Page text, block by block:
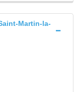
Martin-la-